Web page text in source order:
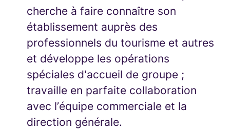
cherche à faire connaître son
établissement auprès des
professionnels du tourisme et autres
et développe les opérations
spéciales d'accueil de groupe ;
travaille en parfaite collaboration
avec l’équipe commerciale et la
direction générale.